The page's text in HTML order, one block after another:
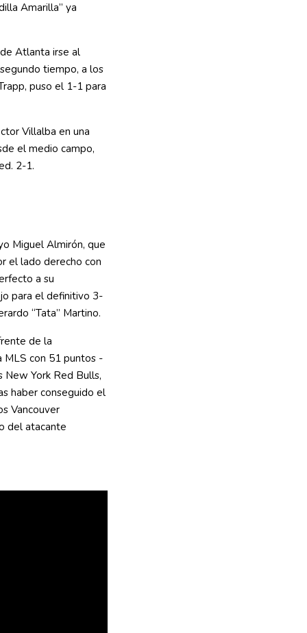
Amarilla” ya
Atlanta irse al
tiempo, a los
puso el 1-1 para
Villalba en una
el medio campo,
2-1.
Miguel Almirón, que
el lado derecho con
a su
para el definitivo 3-
“Tata” Martino.
de la
MLS con 51 puntos -
New York Red Bulls,
haber conseguido el
Vancouver
del atacante